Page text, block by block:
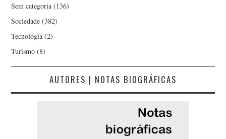
Sem categoria (136)
Sociedade (382)
Tecnologia (2)
Turismo (8)
AUTORES | NOTAS BIOGRÁFICAS